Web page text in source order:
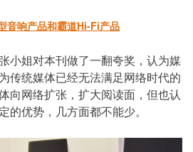
音响产品和霸道Hi-Fi产品
小姐对本刊做了一翻夸奖，认为媒
传统媒体已经无法满足网络时代的
向网络扩张，扩大阅读面，但也认
的优势，几方面都不能少。